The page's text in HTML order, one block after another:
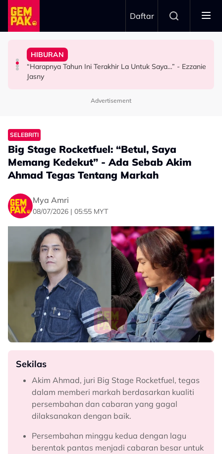
Skip to main content
Daftar
GAYA HIDUP
MPO Beri Penghormatan Untuk Alfonso Soliano Di
Dewan Filharmonik Petronas
HIBURAN
“Harapnya Tahun Ini Terakhir La Untuk Saya…” - Ezzanie
Jasny
HIBURAN
Yusry Belum Terfikir Masuk GV, Rasa Tak Adil Sebab…
HIBURAN
TERBANG Bawa Legasi Rali Negara Ke Art Of Speed
2026
Advertisement
SELEBRITI
Big Stage Rocketfuel: “Betul, Saya
Memang Kedekut” - Ada Sebab Akim
Ahmad Tegas Tentang Markah
Mya Amri
08/07/2026 | 05:55 MYT
Sekilas
Akim Ahmad, juri Big Stage Rocketfuel, tegas
dalam memberi markah berdasarkan kualiti
persembahan dan cabaran yang gagal
dilaksanakan dengan baik.
Persembahan minggu kedua dengan lagu
berentak pantas menjadi cabaran besar untuk